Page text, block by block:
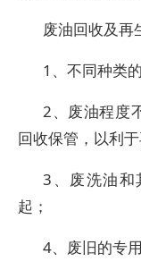
废油回收及再
1、不同种类
2、废油程度
回收保管，以利于
3、废洗油和
起；
4、废旧的专